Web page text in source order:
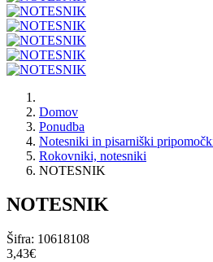
Domov
Ponudba
Notesniki in pisarniški
Rokovniki, notesniki
NOTESNIK
NOTESNIK
Šifra: 10618108
3,43‎€